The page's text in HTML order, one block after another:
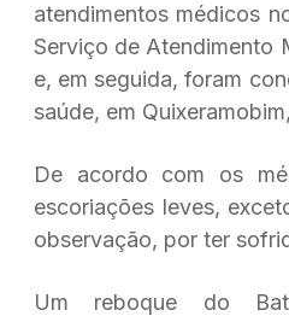
atendimentos médicos
Serviço de Atendimento
e, em seguida, foram
saúde, em
De acordo com os
escoriações leves,
observação, por ter
Um reboque do